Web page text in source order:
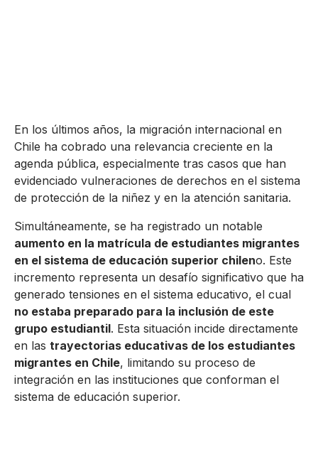
En los últimos años, la migración internacional en
Chile ha cobrado una relevancia creciente en la
agenda pública, especialmente tras casos que han
evidenciado vulneraciones de derechos en el sistema
de protección de la niñez y en la atención sanitaria.
Simultáneamente, se ha registrado un notable
aumento en la matrícula de estudiantes migrantes
en el sistema de educación superior chileno. Este
incremento representa un desafío significativo que ha
generado tensiones en el sistema educativo, el cual
no estaba preparado para la inclusión de este
grupo estudiantil. Esta situación incide directamente
en las trayectorias educativas de los estudiantes
migrantes en Chile, limitando su proceso de
integración en las instituciones que conforman el
sistema de educación superior.